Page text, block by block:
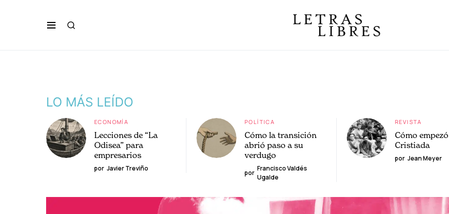
LO MÁS LEÍDO
ECONOMÍA
Lecciones de “La
Odisea” para
empresarios
por Javier Treviño
POLÍTICA
Cómo la transición
abrió paso a su
verdugo
por
Francisco Valdés
Ugalde
REVISTA
Cómo
Cristiada
por Jean Meyer